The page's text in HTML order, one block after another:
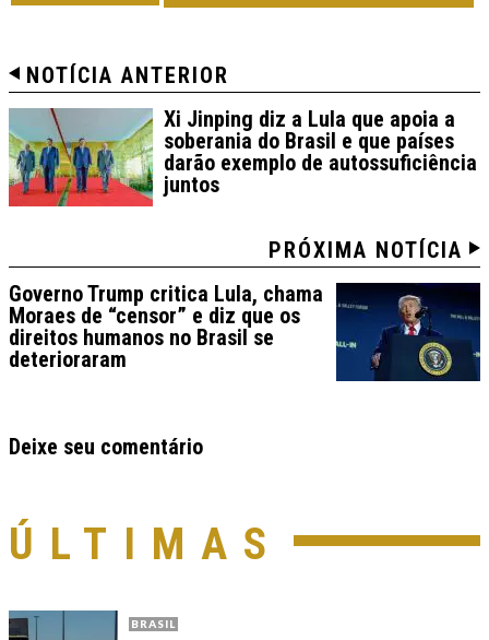
NOTÍCIA ANTERIOR
Xi Jinping diz a Lula que apoia a
soberania do Brasil e que países
darão exemplo de autossuficiência
juntos
PRÓXIMA NOTÍCIA
Governo Trump critica Lula, chama
Moraes de “censor” e diz que os
direitos humanos no Brasil se
deterioraram
Deixe seu comentário
ÚLTIMAS
BRASIL